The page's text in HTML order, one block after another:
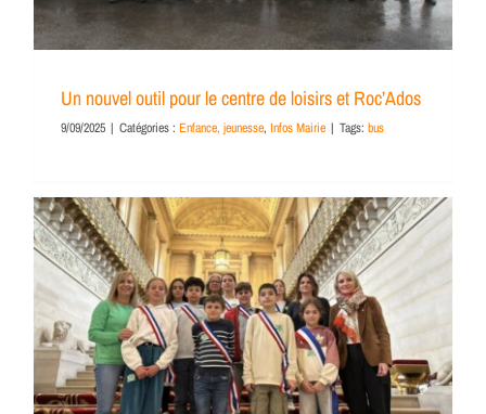
Un nouvel outil pour le centre de loisirs et Roc’Ados
9/09/2025 | Catégories : Enfance, jeunesse, Infos Mairie | Tags: bus